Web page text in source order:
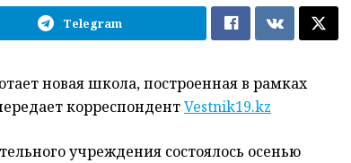
Telegram
новая школа, построенная в рамках
корреспондентVestnik19.kz
учреждения состоялось осенью